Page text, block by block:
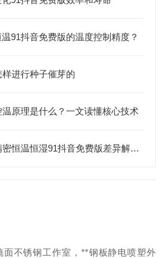
91抖音免费版的温度控制精度？
进行种子催芽的
原理是什么？一文读懂核心技术
生化91抖音免费版与精密恒温恒湿91抖音免费版差异解析与特点对比
面不锈钢工作室，**钢板静电喷塑外